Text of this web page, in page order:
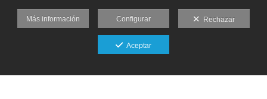
Más información Configurar Rechazar
Aceptar